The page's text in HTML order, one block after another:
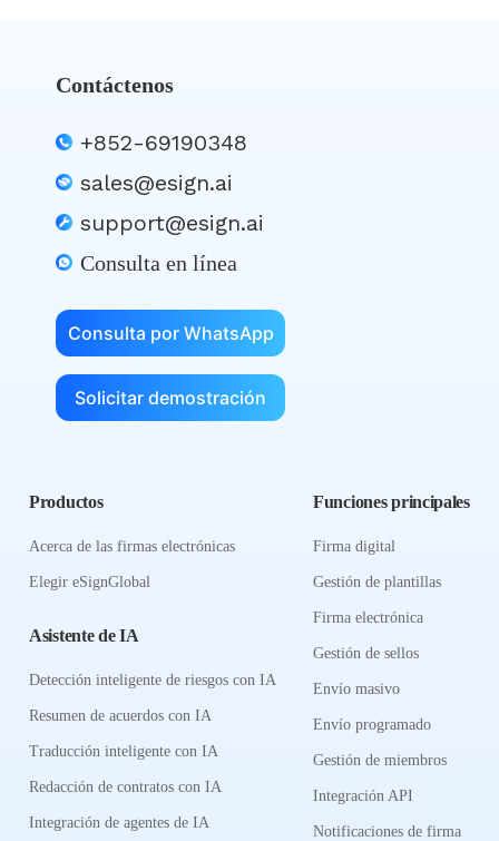
Contáctenos
+852-69190348
sales@esign.ai
support@esign.ai
Consulta en línea
Consulta por WhatsApp
Solicitar demostración
Productos
Acerca de las firmas electrónicas
Elegir eSignGlobal
Asistente de IA
Detección inteligente de riesgos con IA
Resumen de acuerdos con IA
Traducción inteligente con IA
Redacción de contratos con IA
Integración de agentes de IA
Funciones principales
Firma digital
Gestión de plantillas
Firma electrónica
Gestión de sellos
Envío masivo
Envío programado
Gestión de miembros
Integración API
Notificaciones de firma